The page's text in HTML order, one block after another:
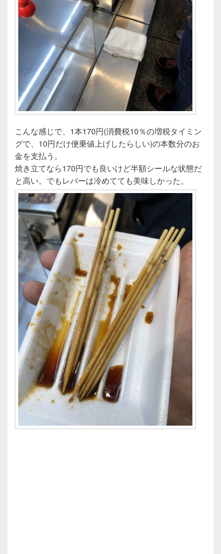
こんな感じで、1本170円(消費税10％の増税タイミン
グで、10円だけ便乗値上げしたらしい)の本数分のお
金を支払う。
焼き立てなら170円でも良いけど半額シールな状態だ
と高い。でもレバーは冷めてても美味しかった。